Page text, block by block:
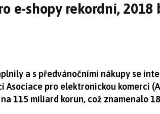
e-shopy rekordní, 2018
a s předvánočními nákupy se
pro elektronickou komerci
115 miliard korun, což znamenalo